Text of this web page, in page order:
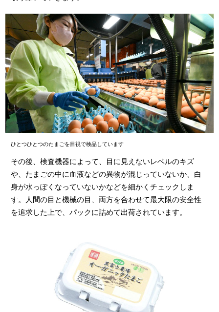
ひとつひとつのたまごを目視で検品しています
その後、検査機器によって、目に見えないレベルのキズ
や、たまごの中に血液などの異物が混じっていないか、白
身が水っぽくなっていないかなどを細かくチェックしま
す。人間の目と機械の目、両方を合わせて最大限の安全性
を追求した上で、パックに詰めて出荷されています。